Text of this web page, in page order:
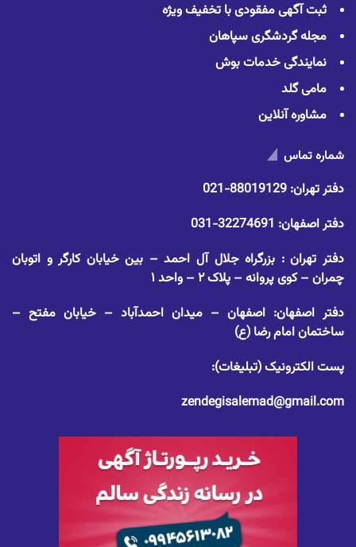
ثبت آگهی مفقودی با تخفیف ویژه
مجله گردشگری سپاهان
نمایندگی خدمات بوش
مامی گلد
مشاوره آنلاین
شماره تماس
دفتر تهران: 88019129-021
دفتر اصفهان: 32274691-031
دفتر تهران : بزرگراه جلال آل احمد – بین خیابان کارگر و اتوبان
چمران – کوی پروانه – پلاک ۲ – واحد ۱
دفتر اصفهان: اصفهان – میدان احمدآباد – خیابان مفتح –
ساختمان امام رضا (ع)
پست الکترونیک (تبلیغات):
zendegisalemad@gmail.com